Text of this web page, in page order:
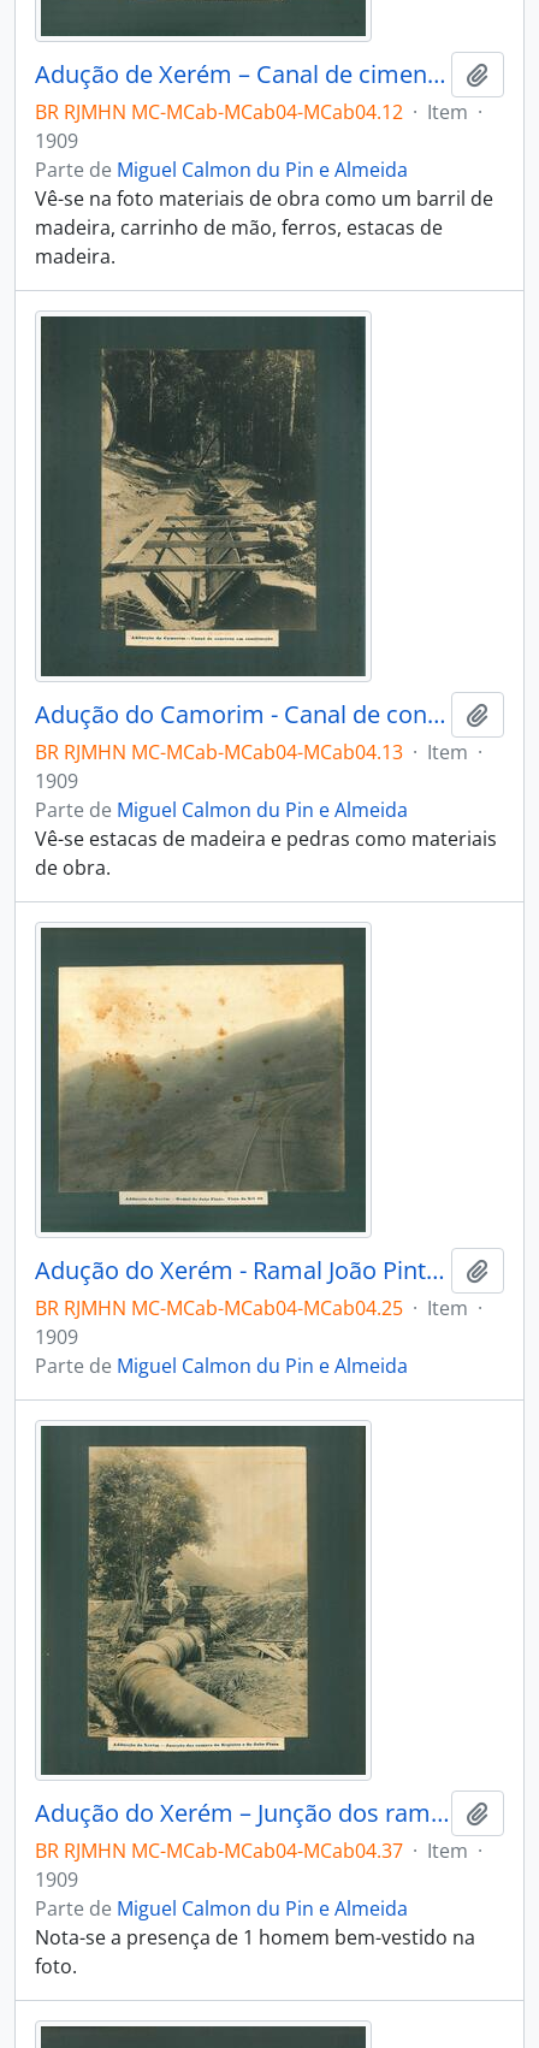
Adução de Xerém – Canal de cimento armado em construção.
BR RJMHN MC-MCab-MCab04-MCab04.12 · Item ·
1909
Parte de Miguel Calmon du Pin e Almeida
Vê-se na foto materiais de obra como um barril de
madeira, carrinho de mão, ferros, estacas de
madeira.
Adução do Camorim - Canal de concreto em construção
BR RJMHN MC-MCab-MCab04-MCab04.13 · Item ·
1909
Parte de Miguel Calmon du Pin e Almeida
Vê-se estacas de madeira e pedras como materiais
de obra.
Adução do Xerém - Ramal João Pinto. Km60
BR RJMHN MC-MCab-MCab04-MCab04.25 · Item ·
1909
Parte de Miguel Calmon du Pin e Almeida
Adução do Xerém – Junção dos ramais do Registro e do João Pinto.
BR RJMHN MC-MCab-MCab04-MCab04.37 · Item ·
1909
Parte de Miguel Calmon du Pin e Almeida
Nota-se a presença de 1 homem bem-vestido na
foto.